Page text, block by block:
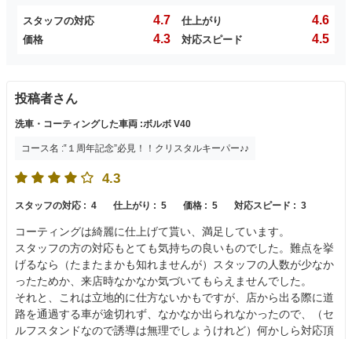
スタッフの対応 4.7 仕上がり 4.6
価格 4.3 対応スピード 4.5
投稿者さん
洗車・コーティングした車両 :ボルボ V40
コース名 :‟１周年記念”必見！！クリスタルキーパー♪♪
4.3
スタッフの対応 : 4 仕上がり : 5 価格 : 5 対応スピード : 3
コーティングは綺麗に仕上げて貰い、満足しています。
スタッフの方の対応もとても気持ちの良いものでした。難点を挙
げるなら（たまたまかも知れませんが）スタッフの人数が少なか
ったためか、来店時なかなか気づいてもらえませんでした。
それと、これは立地的に仕方ないかもですが、店から出る際に道
路を通過する車が途切れず、なかなか出られなかったので、（セ
ルフスタンドなので誘導は無理でしょうけれど）何かしら対応頂